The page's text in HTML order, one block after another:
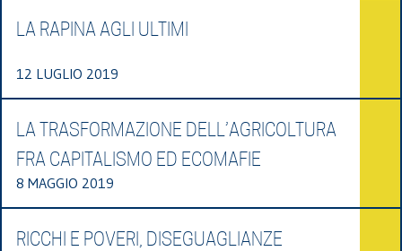
LA RAPINA AGLI ULTIMI
12 LUGLIO 2019
LA TRASFORMAZIONE DELL’AGRICOLTURA
FRA CAPITALISMO ED ECOMAFIE
8 MAGGIO 2019
RICCHI E POVERI, DISEGUAGLIANZE